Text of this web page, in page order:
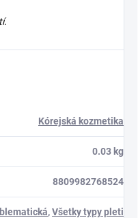
Kórejská kozmetika
0.03 kg
8809982768524
,Všetky typy pleti